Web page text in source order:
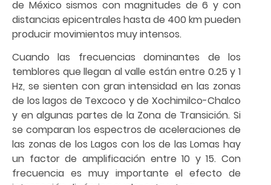
de México sismos con magnitudes de 6 y con
distancias epicentrales hasta de 400 km pueden
producir movimientos muy intensos.
Cuando las frecuencias dominantes de los
temblores que llegan al valle están entre 0.25 y 1
Hz, se sienten con gran intensidad en las zonas
de los lagos de Texcoco y de Xochimilco-Chalco
y en algunas partes de la Zona de Transición. Si
se comparan los espectros de aceleraciones de
las zonas de los Lagos con los de las Lomas hay
un factor de amplificación entre 10 y 15. Con
frecuencia es muy importante el efecto de